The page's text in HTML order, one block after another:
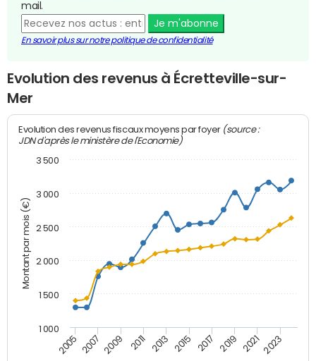
mail.
Je m'abonne
En savoir plus sur notre politique de confidentialité
Evolution des revenus à Écretteville-sur-
Mer
Montant par mois (€)
Evolution des revenus fiscaux moyens par foyer (source :
JDN d'après le ministère de l'Economie)
2005 2007 2009 2011 2013 2015 2017 2019 2021 2023
1 000
1 500
2 000
2 500
3 000
3 500